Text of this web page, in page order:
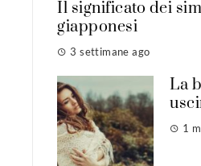
Il significato dei
giapponesi
3 settimane ago
La
1